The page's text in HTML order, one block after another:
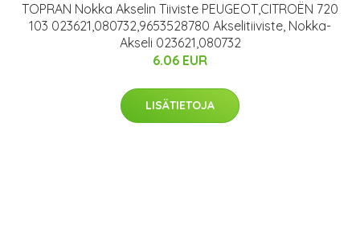
TOPRAN Nokka Akselin Tiiviste PEUGEOT,CITROËN 720
103 023621,080732,9653528780 Akselitiiviste, Nokka-
Akseli 023621,080732
6.06 EUR
LISÄTIETOJA